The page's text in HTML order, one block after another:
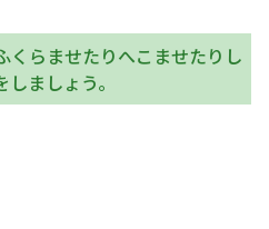
くらませたりへこませたりし
ましょう。